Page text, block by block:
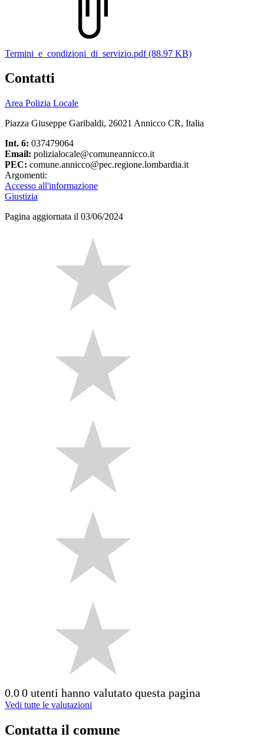
Termini_e_condizioni_di_servizio.pdf (88.97 KB)
Contatti
Area Polizia Locale
Piazza Giuseppe Garibaldi, 26021 Annicco CR, Italia
Int. 6: 037479064
Email: polizialocale@comuneannicco.it
PEC: comune.annicco@pec.regione.lombardia.it
Argomenti:
Accesso all'informazione
Giustizia
Pagina aggiornata il 03/06/2024
0.00 utenti hanno valutato questa pagina
Vedi tutte le valutazioni
Contatta il comune